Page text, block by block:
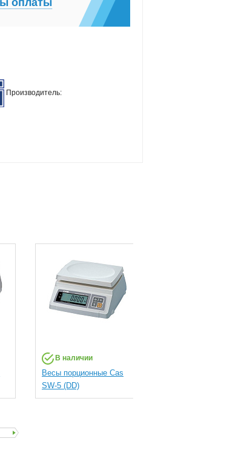
Производитель:
В наличии
Весы порционные Cas
SW-5 (DD)